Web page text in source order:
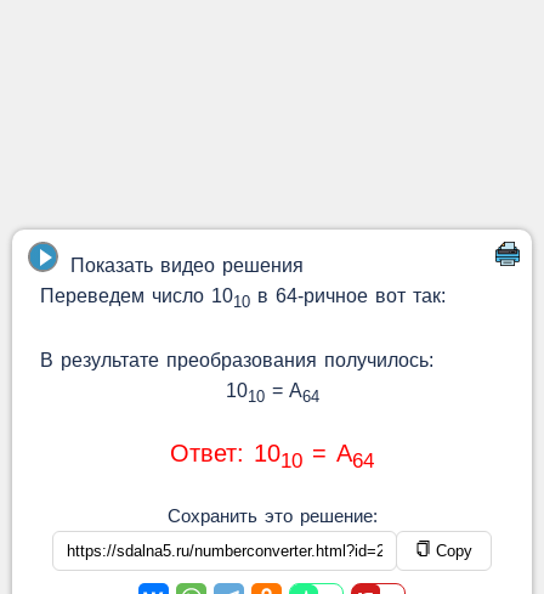
Показать видео решения
Переведем число 1010в 64-ричное вот так:
В результате преобразования получилось:
1010= A64
Ответ: 1010 = A64
Сохранить это решение:
Copy